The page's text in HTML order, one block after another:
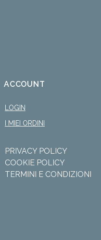
ACCOUNT
LOGIN
I MIEI ORDINI
PRIVACY POLICY
COOKIE POLICY
TERMINI E CONDIZIONI